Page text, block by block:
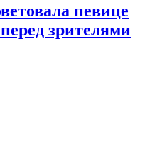
певице
зрителями